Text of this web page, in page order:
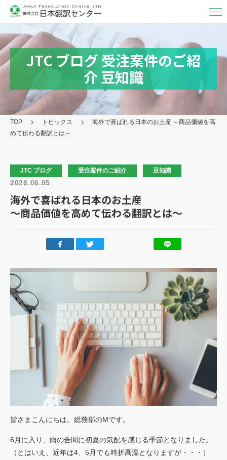
通訳
翻訳
MTPE（機械チェック）
通訳
映像字幕
取り扱い言語・分野/実績
アフターケア
日本翻訳センターについて
ごあいさつ
私たちの強み
行動規範
会社概要
アクセスマップ
の声
トピックス
お見積もり依頼
JTC ブログ受注案件のご紹
介 豆知識
TOP トピックス 海外で喜ばれる日本のお土産 ～商品価値を高
めて伝わる翻訳とは～
JTC ブログ 受注案件のご紹介 豆知識
2026.06.05
海外で喜ばれる日本のお土産
～商品価値を高めて伝わる翻訳とは～
皆さまこんにちは。総務部のMです。
6月に入り、雨の合間に初夏の気配を感じる季節となりました。
（とはいえ、近年は4、5月でも時折高温となりますが・・・）